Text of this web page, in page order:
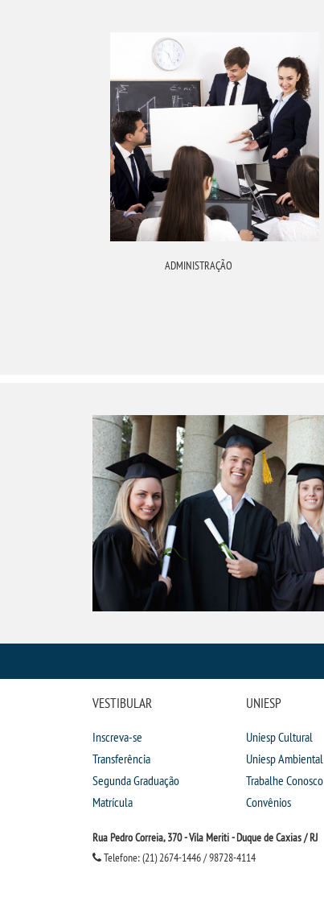
ADMINISTRAÇÃO
VESTIBULAR
Inscreva-se
Transferência
Segunda Graduação
Matrícula
UNIESP
Uniesp Cultural
Uniesp Ambiental
Trabalhe Conosco
Convênios
Rua Pedro Correia, 370 - Vila Meriti - Duque de Caxias / RJ
Telefone: (21) 2674-1446 / 98728-4114